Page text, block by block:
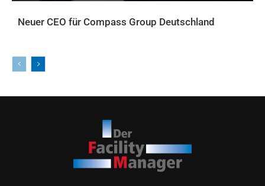
Neuer CEO für Compass Group Deutschland